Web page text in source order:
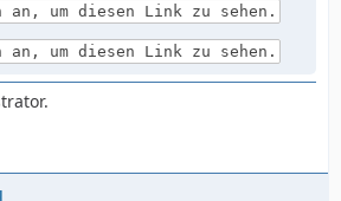
an, um diesen Link zu sehen.
an, um diesen Link zu sehen.